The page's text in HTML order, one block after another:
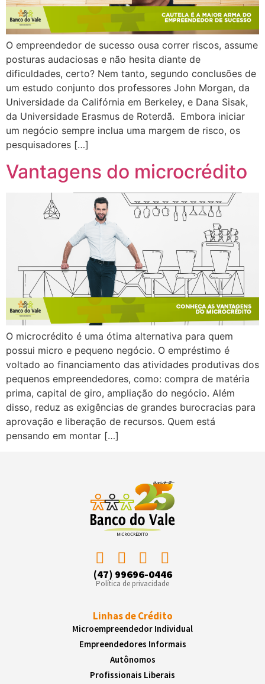
O empreendedor de sucesso ousa correr riscos, assume
posturas audaciosas e não hesita diante de
dificuldades, certo? Nem tanto, segundo conclusões de
um estudo conjunto dos professores John Morgan, da
Universidade da Califórnia em Berkeley, e Dana Sisak,
da Universidade Erasmus de Roterdã. Embora iniciar
um negócio sempre inclua uma margem de risco, os
pesquisadores […]
Vantagens do microcrédito
O microcrédito é uma ótima alternativa para quem
possui micro e pequeno negócio. O empréstimo é
voltado ao financiamento das atividades produtivas dos
pequenos empreendedores, como: compra de matéria
prima, capital de giro, ampliação do negócio. Além
disso, reduz as exigências de grandes burocracias para
aprovação e liberação de recursos. Quem está
pensando em montar […]
(47) 99696-0446
Política de privacidade
Linhas de Crédito
Microempreendedor Individual
Empreendedores Informais
Autônomos
Profissionais Liberais